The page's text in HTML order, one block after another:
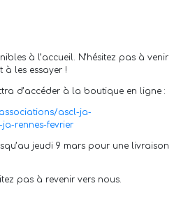
à l’accueil. N’hésitez pas à venir
à les essayer !
d’accéder à la boutique en ligne :
ascl-ja-
rennes-fevrier
jeudi 9 mars pour une livraison
pas à revenir vers nous.